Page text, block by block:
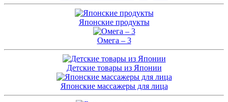
Японские продукты
Омега – 3
Детские товары из Японии
Японские массажеры для лица